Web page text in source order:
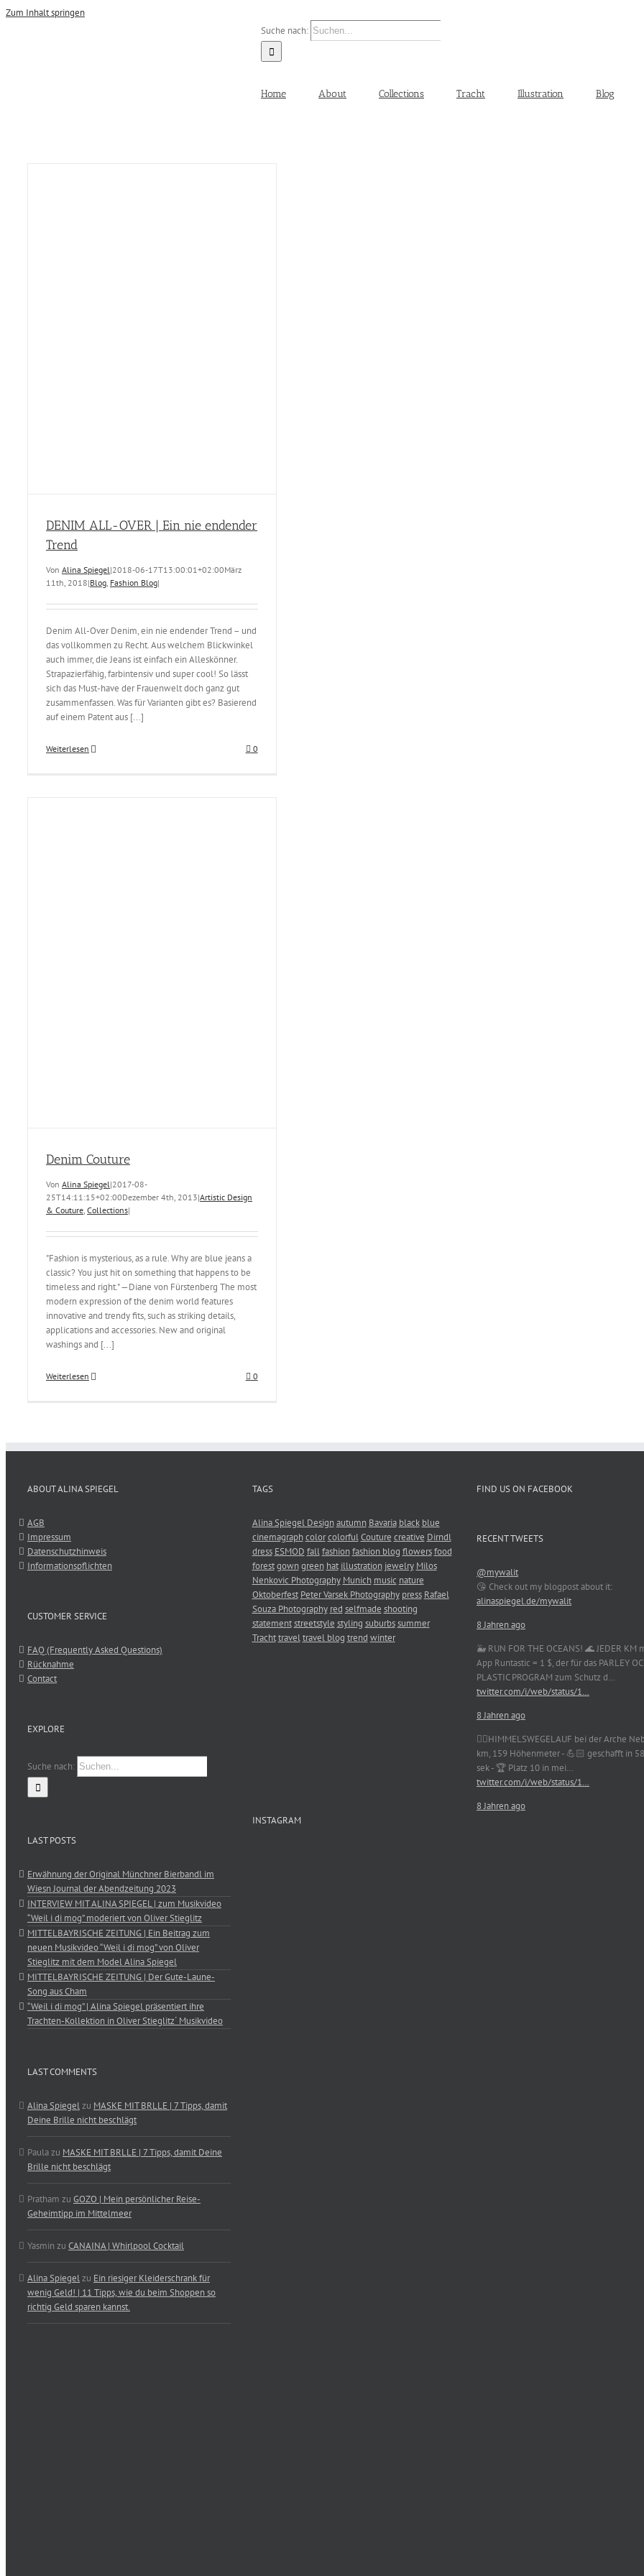
Zum Inhalt springen
Suche nach:
Home About Collections Tracht Illustration Blog
DENIM ALL-OVER | Ein nie endender
Trend
Von Alina Spiegel|2018-06-17T13:00:01+02:00März
11th, 2018|Blog, Fashion Blog|
Denim All-Over Denim, ein nie endender Trend – und
das vollkommen zu Recht. Aus welchem Blickwinkel
auch immer, die Jeans ist einfach ein Alleskönner.
Strapazierfähig, farbintensiv und super cool! So lässt
sich das Must-have der Frauenwelt doch ganz gut
zusammenfassen. Was für Varianten gibt es? Basierend
auf einem Patent aus [...]
Weiterlesen 0
Denim Couture
Von Alina Spiegel|2017-08-
25T14:11:15+02:00Dezember 4th, 2013|Artistic Design
& Couture, Collections|
"Fashion is mysterious, as a rule. Why are blue jeans a
classic? You just hit on something that happens to be
timeless and right." —Diane von Fürstenberg The most
modern expression of the denim world features
innovative and trendy fits, such as striking details,
applications and accessories. New and original
washings and [...]
Weiterlesen 0
ABOUT ALINA SPIEGEL
AGB
Impressum
Datenschutzhinweis
Informationspflichten
CUSTOMER SERVICE
FAQ (Frequently Asked Questions)
Rücknahme
Contact
EXPLORE
Suche nach:
LAST POSTS
Erwähnung der Original Münchner Bierbandl im
Wiesn Journal der Abendzeitung 2023
INTERVIEW MIT ALINA SPIEGEL | zum Musikvideo
“Weil i di mog” moderiert von Oliver Stieglitz
MITTELBAYRISCHE ZEITUNG | Ein Beitrag zum
neuen Musikvideo “Weil i di mog” von Oliver
Stieglitz mit dem Model Alina Spiegel
MITTELBAYRISCHE ZEITUNG | Der Gute-Laune-
Song aus Cham
“Weil i di mog” | Alina Spiegel präsentiert ihre
Trachten-Kollektion in Oliver Stieglitz´ Musikvideo
LAST COMMENTS
Alina Spiegelzu MASKE MIT BRLLE | 7 Tipps, damit
Deine Brille nicht beschlägt
Paulazu MASKE MIT BRLLE | 7 Tipps, damit Deine
Brille nicht beschlägt
Pratham zu GOZO | Mein persönlicher Reise-
Geheimtipp im Mittelmeer
Yasmin zu CANAINA | Whirlpool Cocktail
Alina Spiegelzu Ein riesiger Kleiderschrank für
wenig Geld! | 11 Tipps, wie du beim Shoppen so
richtig Geld sparen kannst.
TAGS
Alina Spiegel Design autumn Bavaria black blue
cinemagraph color colorful Couture creative Dirndl
dress ESMOD fall fashion fashion blog flowers food
forest gown green hat illustration jewelry Milos
Nenkovic Photography Munich music nature
Oktoberfest Peter Varsek Photography press Rafael
Souza Photography red selfmade shooting
statement streetstyle styling suburbs summer
Tracht travel travel blog trend winter
FIND US ON FACEBOOK
RECENT TWEETS
@mywalit
😘 Check out my blogpost about it:
alinaspiegel.de/mywalit
8 Jahren ago
🐳 RUN FOR THE OCEANS! 🌊 JEDER KM
App Runtastic = 1 $, der für das PARLEY
PLASTIC PROGRAM zum Schutz d…
twitter.com/i/web/status/1…
8 Jahren ago
🏃‍♀️HIMMELSWEGELAUF bei der Arche
km, 159 Höhenmeter - 💪🏻 geschafft in
sek - 🏆 Platz 10 in mei…
twitter.com/i/web/status/1…
8 Jahren ago
INSTAGRAM